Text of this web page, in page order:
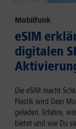
Mobilfunk
eSIM
digitalen
Die eSIM macht
Plastik wird Dein
geladen. Erfahre,
bietet und wie Du